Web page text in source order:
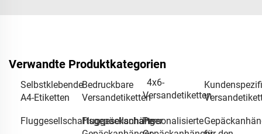
Verwandte Produktkategorien
Selbstklebende
A4-Etiketten
Bedruckbare
Versandetiketten
4x6-
Versandetiketten
Fluggesellschaftsgepäckanhänger
Fluggesellschafts-Personalisierte